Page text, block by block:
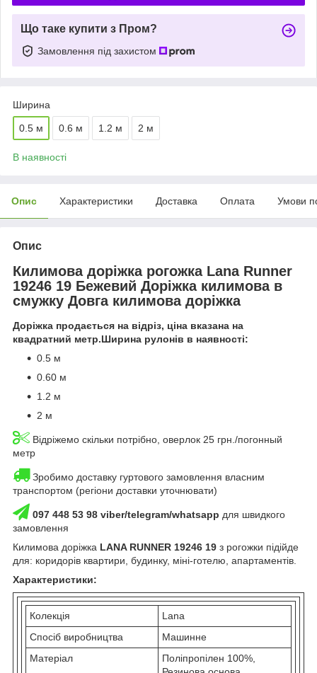
Що таке купити з Пром?
Замовлення під захистом
Ширина
0.5 м 0.6 м 1.2 м 2 м
В наявності
Опис Характеристики Доставка Оплата Умови
Опис
Килимова доріжка рогожка Lana Runner
19246 19 Бежевий Доріжка килимова в
смужку Довга килимова доріжка
Доріжка продається на відріз, ціна вказана на
квадратний метр.Ширина рулонів в наявності:
0.5 м
0.60 м
1.2 м
2 м
Відріжемо скільки потрібно, оверлок 25 грн./погонный
метр
Зробимо доставку гуртового замовлення власним
транспортом (регіони доставки уточнювати)
097 448 53 98 viber/telegram/whatsapp для швидкого
замовлення
Килимова доріжка LANA RUNNER 19246 19 з рогожки підійде
для: коридорів квартири, будинку, міні-готелю, апартаментів.
Характеристики:
Колекція
Lana
Спосіб виробництва
Машинне
Матеріал
Поліпропілен 100%,